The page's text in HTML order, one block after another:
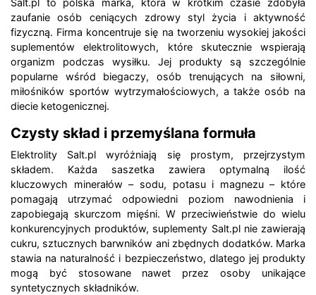
zaufanie osób ceniących zdrowy styl życia i aktywność
fizyczną. Firma koncentruje się na tworzeniu wysokiej jakości
suplementów elektrolitowych, które skutecznie wspierają
organizm podczas wysiłku. Jej produkty są szczególnie
popularne wśród biegaczy, osób trenujących na siłowni,
miłośników sportów wytrzymałościowych, a także osób na
diecie ketogenicznej.
Czysty skład i przemyślana formuła
Elektrolity Salt.pl wyróżniają się prostym, przejrzystym
składem. Każda saszetka zawiera optymalną ilość
kluczowych minerałów – sodu, potasu i magnezu – które
pomagają utrzymać odpowiedni poziom nawodnienia i
zapobiegają skurczom mięśni. W przeciwieństwie do wielu
konkurencyjnych produktów, suplementy Salt.pl nie zawierają
cukru, sztucznych barwników ani zbędnych dodatków. Marka
stawia na naturalność i bezpieczeństwo, dlatego jej produkty
mogą być stosowane nawet przez osoby unikające
syntetycznych składników.